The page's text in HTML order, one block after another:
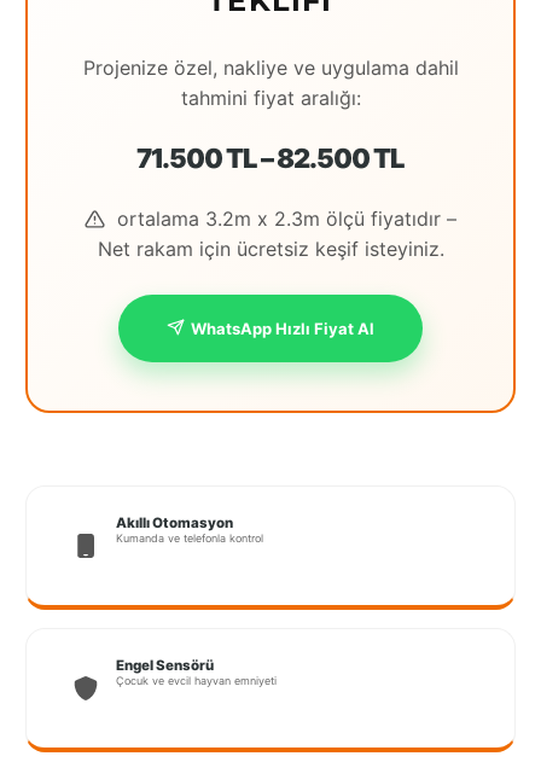
Projenize özel, nakliye ve uygulama dahil
tahmini fiyat aralığı:
71.500 TL – 82.500 TL
ortalama 3.2m x 2.3m ölçü fiyatıdır –
Net rakam için ücretsiz keşif isteyiniz.
WhatsApp Hızlı Fiyat Al
Akıllı Otomasyon
Kumanda ve telefonla kontrol
Engel Sensörü
Çocuk ve evcil hayvan emniyeti
Hatay
İstanbul
İstanbul
Avrupa
Lubrza
Manisa
Muş
Port